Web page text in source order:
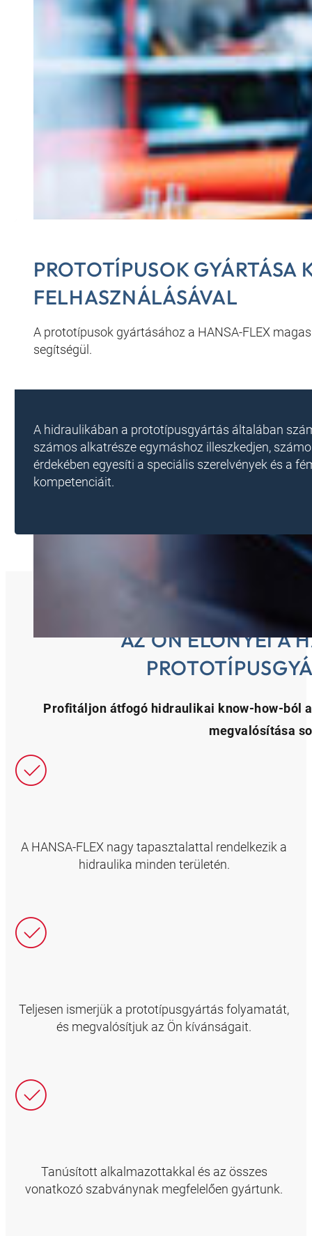
PROTOTÍPUSOK GYÁRTÁSA
FELHASZNÁLÁSÁVAL
A prototípusok gyártásához a HANSA-FLEX
segítségül.
A hidraulikában a prototípusgyártás általában
számos alkatrésze egymáshoz illeszkedjen,
érdekében egyesíti a speciális szerelvények és a
kompetenciáit.
AZ ÖN ELŐNYEI A
Profitáljon átfogó hidraulikai know-how-ból
megvalósítása
A HANSA-FLEX nagy tapasztalattal rendelkezik a
hidraulika minden területén.
Teljesen ismerjük a prototípusgyártás folyamatát,
és megvalósítjuk az Ön kívánságait.
Tanúsított alkalmazottakkal és az összes
vonatkozó szabványnak megfelelően gyártunk.